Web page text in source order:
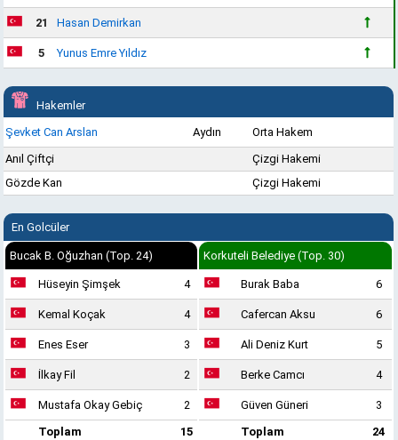
21 Hasan Demirkan
5 Yunus Emre Yıldız
Hakemler
Şevket Can Arslan
Aydın
Orta Hakem
Anıl Çiftçi
Çizgi Hakemi
Gözde Kan
Çizgi Hakemi
En Golcüler
Bucak B. Oğuzhan (Top. 24)
Hüseyin Şimşek 4
Kemal Koçak 4
Enes Eser 3
İlkay Fil 2
Mustafa Okay Gebiç
2
Toplam
15
Korkuteli Belediye (Top. 30)
Burak Baba 6
Cafercan Aksu 6
Ali Deniz Kurt 5
Berke Camcı 4
Güven Güneri
3
Toplam
24